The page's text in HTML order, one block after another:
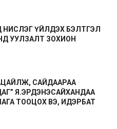
НИСЛЭГ ҮЙЛДЭХ БЭЛТГЭЛ
УУЛЗАЛТ ЗОХИОН
САЙДААРАА
Я.ЭРДЭНЭСАЙХАНДАА
ТООЦОХ ВЭ, ИДЭРБАТ